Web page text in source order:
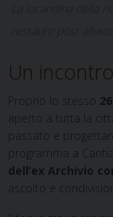
Un
Proprio lo stesso
aperto a tutta la
passato e
programma a
dell’ex Archivio
ascolto e